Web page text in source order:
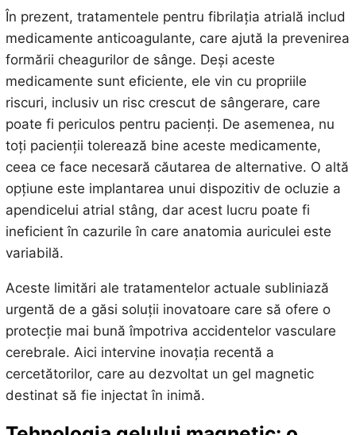
În prezent, tratamentele pentru fibrilația atrială includ
medicamente anticoagulante, care ajută la prevenirea
formării cheagurilor de sânge. Deși aceste
medicamente sunt eficiente, ele vin cu propriile
riscuri, inclusiv un risc crescut de sângerare, care
poate fi periculos pentru pacienți. De asemenea, nu
toți pacienții tolerează bine aceste medicamente,
ceea ce face necesară căutarea de alternative. O altă
opțiune este implantarea unui dispozitiv de ocluzie a
apendicelui atrial stâng, dar acest lucru poate fi
ineficient în cazurile în care anatomia auriculei este
variabilă.
Aceste limitări ale tratamentelor actuale subliniază
urgentă de a găsi soluții inovatoare care să ofere o
protecție mai bună împotriva accidentelor vasculare
cerebrale. Aici intervine inovația recentă a
cercetătorilor, care au dezvoltat un gel magnetic
destinat să fie injectat în inimă.